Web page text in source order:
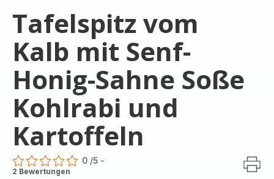
Tafelspitz vom
Kalb mit Senf-
Honig-Sahne Soße
Kohlrabi und
Kartoffeln
ratings.0
0 /5 -
2 Bewertungen